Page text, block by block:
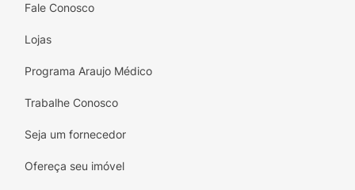
Fale Conosco
Lojas
Programa Araujo Médico
Trabalhe Conosco
Seja um fornecedor
Ofereça seu imóvel